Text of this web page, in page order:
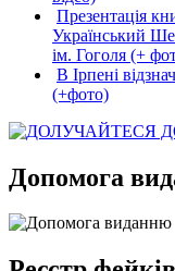
Презентація
Український
ім. Гоголя (+
В Ірпені
(+фото)
Допомога